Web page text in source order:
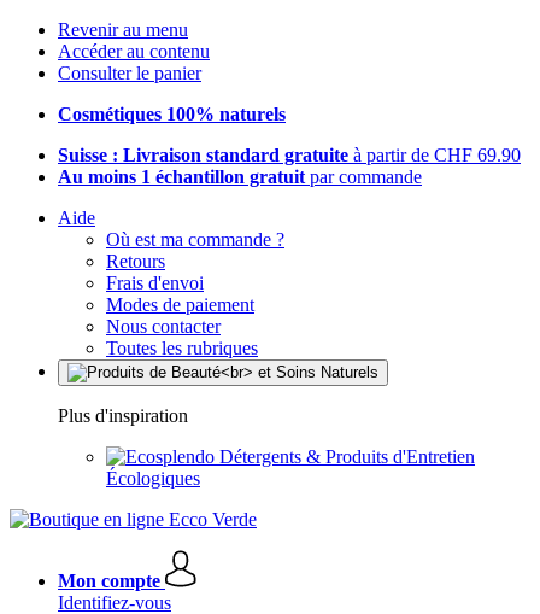
Revenir au menu
Accéder au contenu
Consulter le panier
Cosmétiques 100% naturels
Suisse : Livraison standard gratuite à partir de CHF 69.90
Au moins 1 échantillon gratuit par commande
Aide
Où est ma commande ?
Retours
Frais d'envoi
Modes de paiement
Nous contacter
Toutes les rubriques
Plus d'inspiration
Détergents & Produits d'Entretien
Écologiques
Mon compte
Identifiez-vous